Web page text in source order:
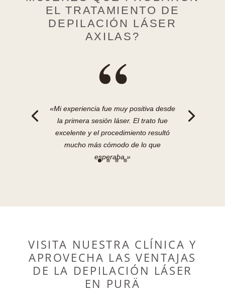
EL TRATAMIENTO DE
DEPILACIÓN LÁSER
AXILAS?
“
«Mi experiencia fue muy positiva desde
la primera sesión láser. El trato fue
excelente y el procedimiento resultó
mucho más cómodo de lo que
esperaba.»
VISITA NUESTRA CLÍNICA Y
APROVECHA LAS VENTAJAS
DE LA DEPILACIÓN LÁSER
EN PURÄ